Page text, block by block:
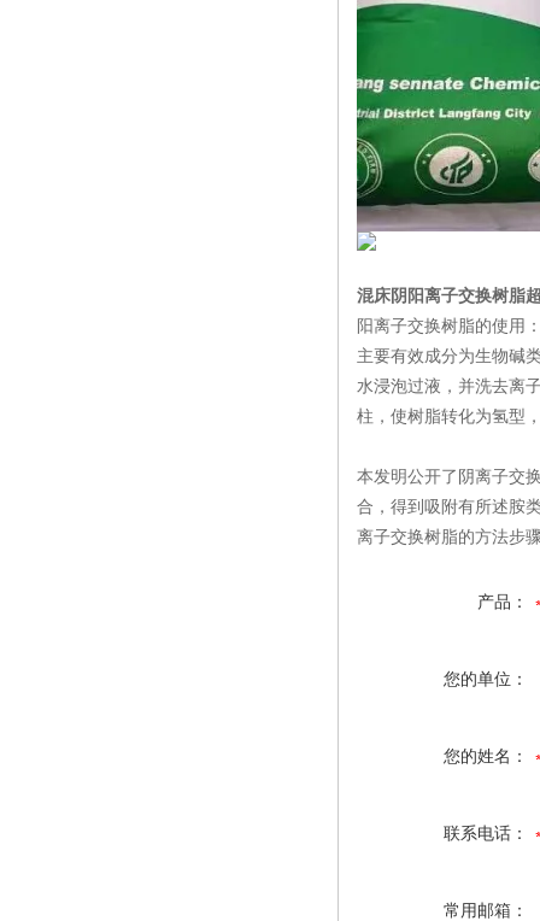
混床阴阳离子交换树脂
阳离子交换树脂的使用
主要有效成分为生物碱
水浸泡过液，并洗去离
柱，使树脂转化为氢型
本发明公开了阴离子交
合，得到吸附有所述胺
离子交换树脂的方法步
产品：
您的单位：
您的姓名：
联系电话：
常用邮箱：